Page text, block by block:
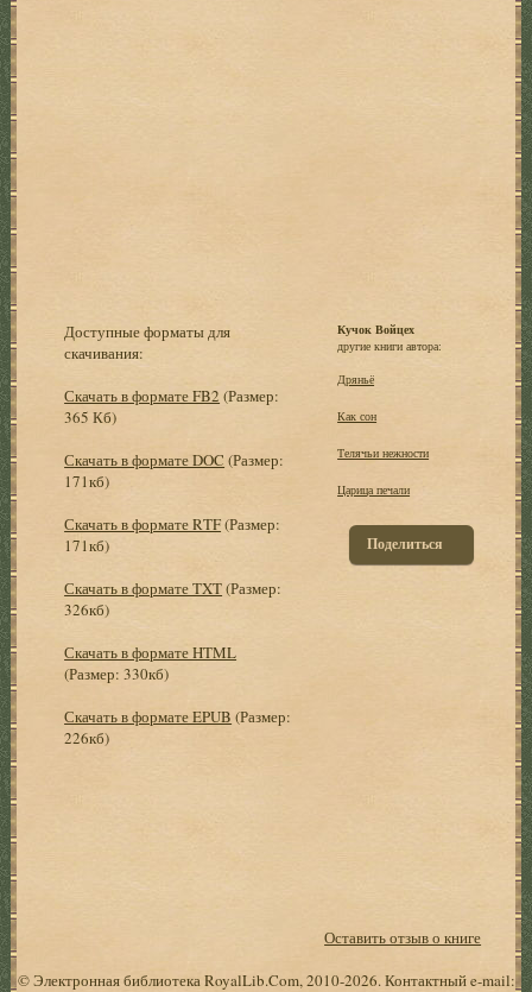
Доступные форматы для
скачивания:
Скачать в формате FB2 (Размер:
365 Кб)
Скачать в формате DOC (Размер:
171кб)
Скачать в формате RTF(Размер:
171кб)
Скачать в формате TXT(Размер:
326кб)
Скачать в формате HTML
(Размер: 330кб)
Скачать в формате EPUB (Размер:
226кб)
Кучок Войцех
другие книги автора:
Дряньё
Как сон
Телячьи нежности
Царица печали
Поделиться
Оставить отзыв о книге
© Электронная библиотека RoyalLib.Com, 2010-2026. Контактный e-mail: